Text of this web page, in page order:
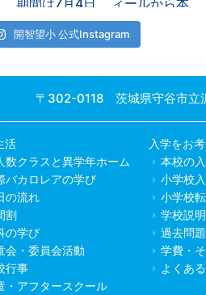
開智望小 公式Instagram
〒302-0118 茨城県守谷市立
活
数クラスと異学年ホーム
バカロレアの学び
の流れ
割
の学び
会・委員会活動
行事
・アフタースクール
入学をお
本校の
小学校
小学校
学校説
過去問
学費・
よくあ